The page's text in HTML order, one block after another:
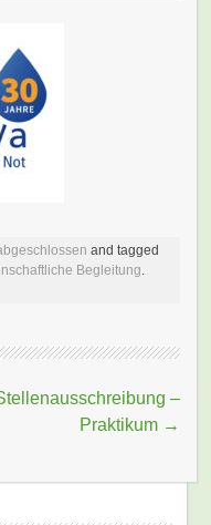
and tagged
Begleitung.
–
Praktikum →